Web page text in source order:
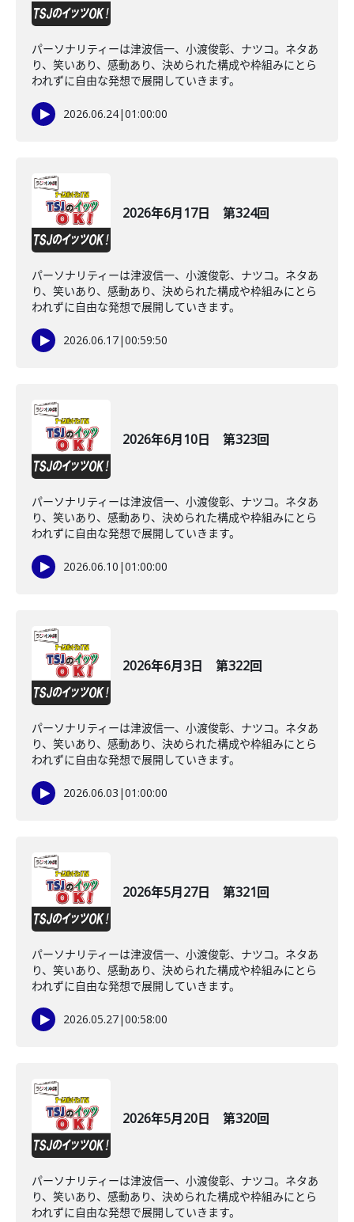
パーソナリティーは津波信一、小渡俊彰、ナツコ。ネタあ
り、笑いあり、感動あり、決められた構成や枠組みにとら
われずに自由な発想で展開していきます。
2026.06.24|01:00:00
2026年6月17日 第324回
パーソナリティーは津波信一、小渡俊彰、ナツコ。ネタあ
り、笑いあり、感動あり、決められた構成や枠組みにとら
われずに自由な発想で展開していきます。
2026.06.17|00:59:50
2026年6月10日 第323回
パーソナリティーは津波信一、小渡俊彰、ナツコ。ネタあ
り、笑いあり、感動あり、決められた構成や枠組みにとら
われずに自由な発想で展開していきます。
2026.06.10 |01:00:00
2026年6月3日 第322回
パーソナリティーは津波信一、小渡俊彰、ナツコ。ネタあ
り、笑いあり、感動あり、決められた構成や枠組みにとら
われずに自由な発想で展開していきます。
2026.06.03 |01:00:00
2026年5月27日 第321回
パーソナリティーは津波信一、小渡俊彰、ナツコ。ネタあ
り、笑いあり、感動あり、決められた構成や枠組みにとら
われずに自由な発想で展開していきます。
2026.05.27|00:58:00
2026年5月20日 第320回
パーソナリティーは津波信一、小渡俊彰、ナツコ。ネタあ
り、笑いあり、感動あり、決められた構成や枠組みにとら
われずに自由な発想で展開していきます。